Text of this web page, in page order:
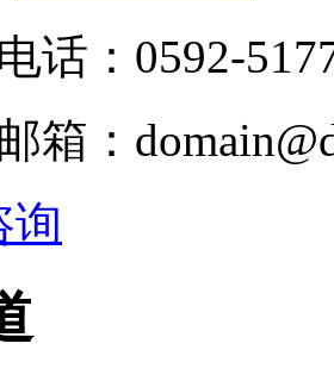
话：0592-
箱：
询